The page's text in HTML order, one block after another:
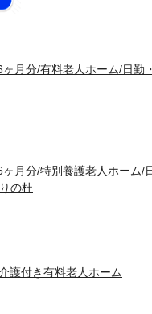
月分/有料老人ホーム/日勤
月分/特別養護老人ホーム/
の杜
護付き有料老人ホーム